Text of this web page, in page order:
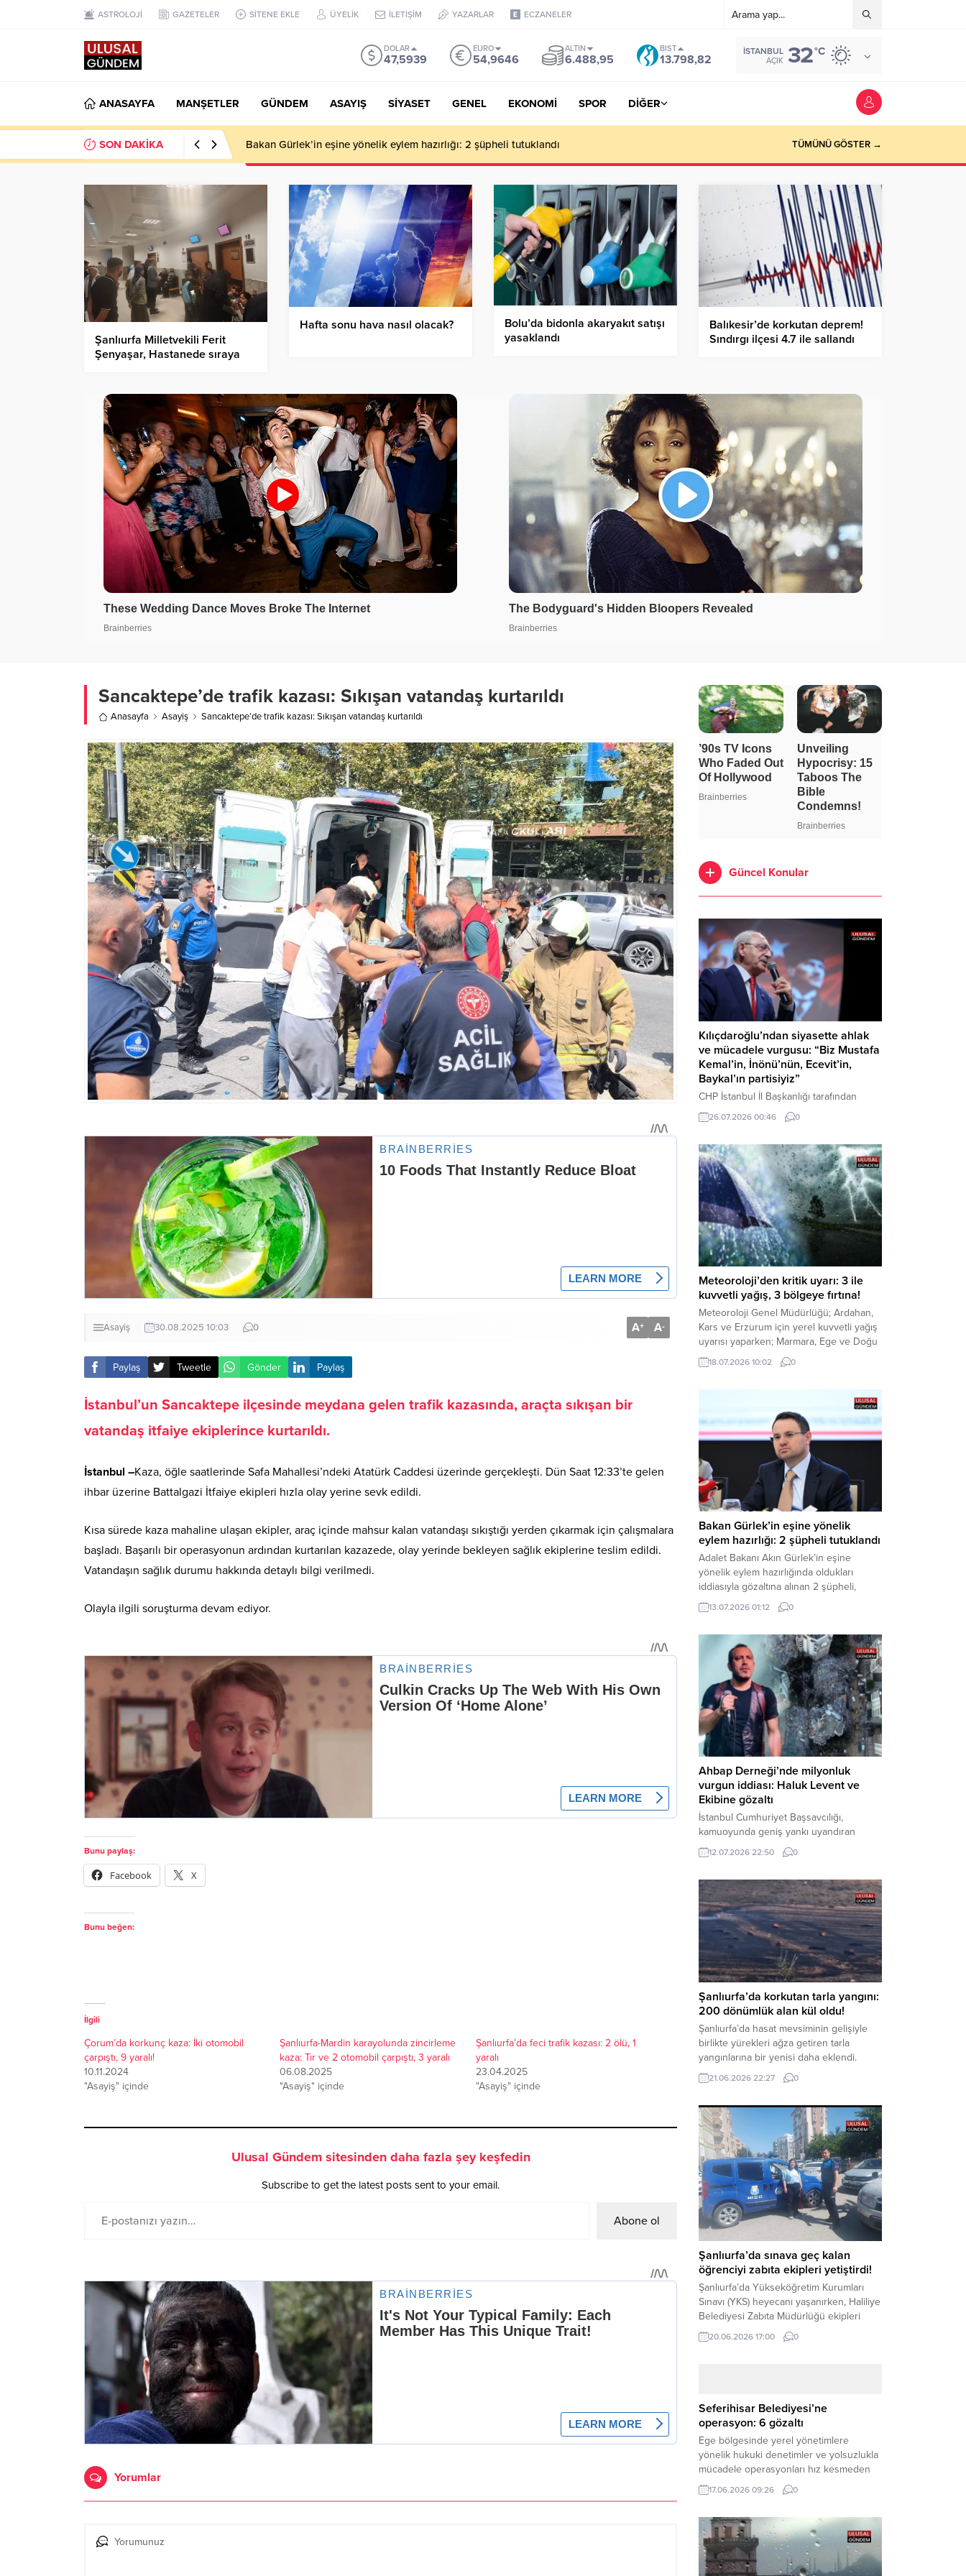
ASTROLOJİ GAZETELER SİTENE EKLE ÜYELİK İLETİŞİM YAZARLAR ECZANELER
DOLAR
47,5939
EURO
54,9646
ALTIN
6.488,95
BIST
13.798,82
İSTANBUL
AÇIK 32°C
ANASAYFA MANŞETLER GÜNDEM ASAYIŞ SİYASET GENEL EKONOMİ SPOR DİĞER
SON DAKİKA Ahbap Derneği’nde milyonluk vurgun iddiası: Haluk Levent ve Ekibine gözaltı TÜMÜNÜ GÖSTER →
Şanlıurfa Milletvekili Ferit
Şenyaşar, Hastanede sıraya
Hafta sonu hava nasıl olacak?
Bolu’da bidonla akaryakıt satışı
yasaklandı
Balıkesir’de korkutan deprem!
Sındırgı ilçesi 4.7 ile sallandı
Sancaktepe’de trafik kazası: Sıkışan vatandaş kurtarıldı
Anasayfa Asayiş Sancaktepe’de trafik kazası: Sıkışan vatandaş kurtarıldı
Asayiş 30.08.2025 10:03 0 A+ A-
Paylaş Tweetle Gönder Paylaş
İstanbul’un Sancaktepe ilçesinde meydana gelen trafik kazasında, araçta sıkışan bir
vatandaş itfaiye ekiplerince kurtarıldı.
İstanbul –Kaza, öğle saatlerinde Safa Mahallesi’ndeki Atatürk Caddesi üzerinde gerçekleşti. Dün Saat 12:33’te gelen
ihbar üzerine Battalgazi İtfaiye ekipleri hızla olay yerine sevk edildi.
Kısa sürede kaza mahaline ulaşan ekipler, araç içinde mahsur kalan vatandaşı sıkıştığı yerden çıkarmak için çalışmalara
başladı. Başarılı bir operasyonun ardından kurtarılan kazazede, olay yerinde bekleyen sağlık ekiplerine teslim edildi.
Vatandaşın sağlık durumu hakkında detaylı bilgi verilmedi.
Olayla ilgili soruşturma devam ediyor.
Bunu paylaş:
Facebook X
Bunu beğen:
İlgili
Çorum’da korkunç kaza: İki otomobil
çarpıştı, 9 yaralı!
10.11.2024
"Asayiş" içinde
Şanlıurfa-Mardin karayolunda zincirleme
kaza: Tır ve 2 otomobil çarpıştı, 3 yaralı
06.08.2025
"Asayiş" içinde
Şanlıurfa’da feci trafik kazası: 2 ölü, 1
yaralı
23.04.2025
"Asayiş" içinde
Ulusal Gündem sitesinden daha fazla şey keşfedin
Subscribe to get the latest posts sent to your email.
Abone ol
Yorumlar
Güncel Konular
Kılıçdaroğlu’ndan siyasette ahlak
ve mücadele vurgusu: “Biz Mustafa
Kemal’in, İnönü’nün, Ecevit’in,
Baykal’ın partisiyiz”
CHP İstanbul İl Başkanlığı tarafından
düzenlenen Üye Katılım Töreni’nde
konuşan Kemal Kılıçdaroğlu; partinin
beşli çetelerle mücadeleden Aile
Destekleri Sigortası’na kadar birçok kritik
konuda sert ve net mesajlar verdi. Haber
Merkezi – CHP Genel Başkanı Kemal
Kılıçdaroğlu, Rauf Denktaş Kültür
Merkezi’nde gerçekleştirilen ve yeni
üyelere rozetlerinin takıldığı...
26.07.2026 00:46 0
Meteoroloji’den kritik uyarı: 3 ile
kuvvetli yağış, 3 bölgeye fırtına!
Meteoroloji Genel Müdürlüğü; Ardahan,
Kars ve Erzurum için yerel kuvvetli yağış
uyarısı yaparken; Marmara, Ege ve Doğu
Anadolu’nun belirli kesimlerinde ise
saatte 60 kilometre hıza ulaşabilecek
tedbirli olmaya çağırdı. Haber Merkezi –
Çevre, Şehircilik ve İklim Değişikliği
Bakanlığı Meteoroloji Genel Müdürlüğü,
ülke genelini kapsayan son hava...
18.07.2026 10:02 0
Bakan Gürlek’in eşine yönelik
eylem hazırlığı: 2 şüpheli tutuklandı
Adalet Bakanı Akın Gürlek’in eşine
yönelik eylem hazırlığında oldukları
iddiasıyla gözaltına alınan 2 şüpheli,
çıkarıldıkları mahkemece tutuklanarak
cezaevine gönderildi. Haber Merkezi –
tarafından yürütülen geniş kapsamlı
soruşturma çerçevesinde gözaltına
alınan şüphelilerin emniyetteki işlemleri
tamamlandı. Güvenlik birimlerindeki
sorgularının ardından yoğun güvenlik
önlemleri altında adliyeye sevk edilen
U.Y. ve...
13.07.2026 01:12 0
Ahbap Derneği’nde milyonluk
vurgun iddiası: Haluk Levent ve
Ekibine gözaltı
İstanbul Cumhuriyet Başsavcılığı,
kamuoyunda geniş yankı uyandıran
Ahbap Derneği’ne yönelik kapsamlı bir
soruşturma başlattığını ve Dernek
şüphelilerin gözaltına alındığını açıkladı.
Yürütülen tahkikatın “Dernekler
Kanunu’na muhalefet”, “suçtan
kaynaklanan mal varlığı değerlerini
aklama” ve “örgüt” suçlamaları
kapsamında derinleştirildiği bildirildi.
Haber Merkezi – Soruşturmanın
odağında, özellikle 6 Şubat...
12.07.2026 22:50 0
Şanlıurfa’da korkutan tarla yangını:
200 dönümlük alan kül oldu!
Şanlıurfa’da hasat mevsiminin gelişiyle
birlikte yürekleri ağza getiren tarla
yangınlarına bir yenisi daha eklendi.
Hilvan ilçesinde çıkan yangında, 50
dönümü biçilmemiş buğday olmak üzere
teslim olarak küle döndü. Haber Merkezi
– Yangın, Şanlıurfa’nın Hilvan ilçesine
bağlı Agilmuz köyünde meydana geldi.
Edinilen bilgilere göre, henüz
belirlenemeyen...
21.06.2026 22:27 0
Şanlıurfa’da sınava geç kalan
öğrenciyi zabıta ekipleri yetiştirdi!
Şanlıurfa’da Yükseköğretim Kurumları
Sınavı (YKS) heyecanı yaşanırken, Haliliye
Belediyesi Zabıta Müdürlüğü ekipleri
geleceğini belirleyecek sınava geç kalma
tehlikesiyle karşı karşıya kalan bir
yolunu tutan binlerce aday arasında,
sınav yerine zamanında ulaşamayan bir
öğrenci büyük bir panik yaşadı....
20.06.2026 17:00 0
Seferihisar Belediyesi’ne
operasyon: 6 gözaltı
Ege bölgesinde yerel yönetimlere
yönelik hukuki denetimler ve yolsuzlukla
mücadele operasyonları hız kesmeden
devam ediyor. İzmir’in turistik ilçelerinden
Seferihisar Belediyesi, sabah saatlerinde
operasyonuyla sarsıldı. Haber Merkezi –
İzmir Cumhuriyet Başsavcılığı
koordinesinde yürütülen geniş kapsamlı
yolsuzluk ve mali suçlar soruşturması
17.06.2026 09:26 0